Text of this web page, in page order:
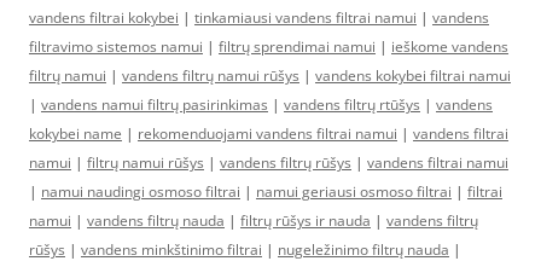
vandens filtrai kokybei | tinkamiausi vandens filtrai namui | vandens
filtravimo sistemos namui | filtrų sprendimai namui | ieškome vandens
filtrų namui | vandens filtrų namui rūšys | vandens kokybei filtrai namui
| vandens namui filtrų pasirinkimas | vandens filtrų rtūšys | vandens
kokybei name | rekomenduojami vandens filtrai namui | vandens filtrai
namui | filtrų namui rūšys | vandens filtrų rūšys | vandens filtrai namui
| namui naudingi osmoso filtrai | namui geriausi osmoso filtrai | filtrai
namui | vandens filtrų nauda | filtrų rūšys ir nauda | vandens filtrų
rūšys | vandens minkštinimo filtrai | nugeležinimo filtrų nauda |